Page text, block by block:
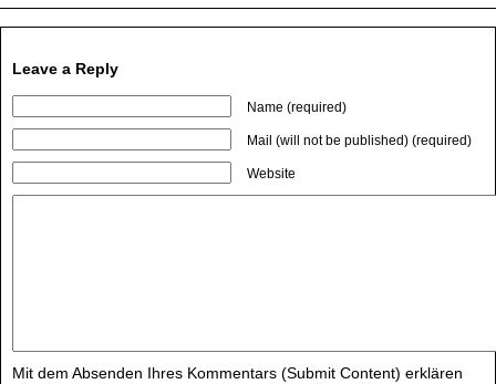
Leave a Reply
Name (required)
Mail (will not be published) (required)
Website
Mit dem Absenden Ihres Kommentars (Submit Content) erklären